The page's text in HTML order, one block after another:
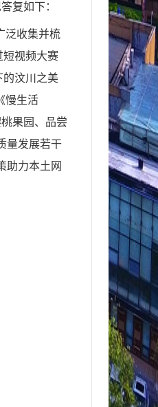
复如下：
泛收集并梳
短视频大赛
的汶川之美
慢生活
果园、品尝
量发展若干
助力本土网